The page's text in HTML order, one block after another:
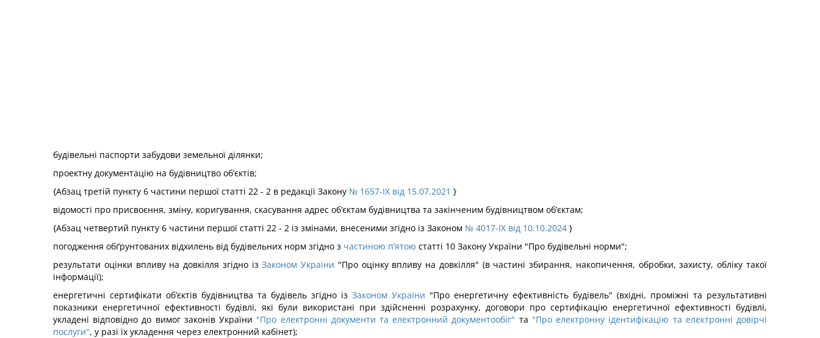
будівельні паспорти забудови земельної ділянки;
проектну документацію на будівництво об’єктів;
{Абзац третій пункту 6 частини першої статті 22 - 2 в редакції Закону № 1657-IX від 15.07.2021 }
відомості про присвоєння, зміну, коригування, скасування адрес об’єктам будівництва та закінченим будівництвом об’єктам;
{Абзац четвертий пункту 6 частини першої статті 22 - 2 із змінами, внесеними згідно із Законом № 4017-IX від 10.10.2024 }
погодження обґрунтованих відхилень від будівельних норм згідно з частиною п’ятою статті 10 Закону України "Про будівельні норми";
результати оцінки впливу на довкілля згідно ізЗаконом України "Про оцінку впливу на довкілля" (в частині збирання, накопичення, обробки, захисту, обліку такої
інформації);
енергетичні сертифікати об’єктів будівництва та будівель згідно із Законом України "Про енергетичну ефективність будівель" (вхідні, проміжні та результативні
показники енергетичної ефективності будівлі, які були використані при здійсненні розрахунку, договори про сертифікацію енергетичної ефективності будівлі,
укладені відповідно до вимог законів України "Про електронні документи та електронний документообіг" та "Про електронну ідентифікацію та електронні довірчі
послуги", у разі їх укладення через електронний кабінет);